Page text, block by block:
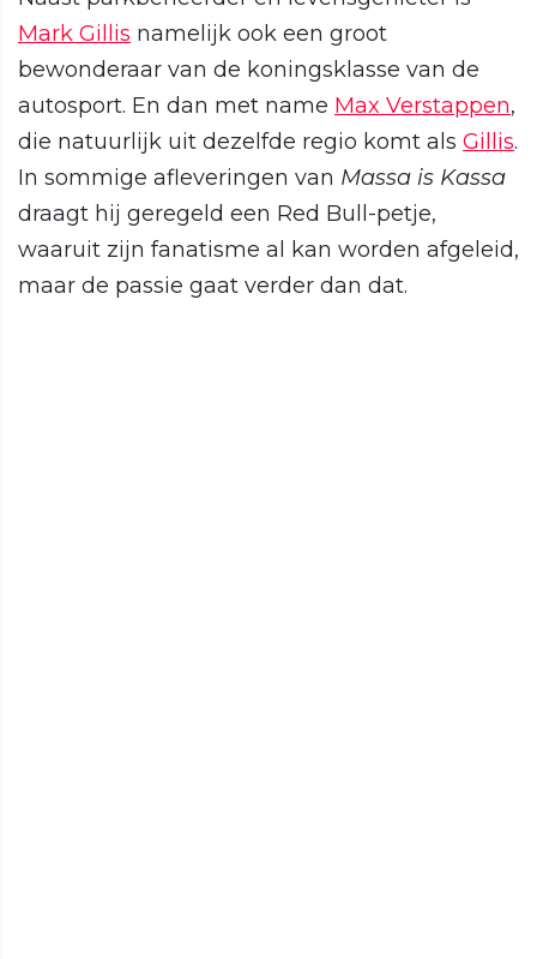
Mark Gillis namelijk ook een groot
bewonderaar van de koningsklasse van de
autosport. En dan met name Max Verstappen,
die natuurlijk uit dezelfde regio komt als Gillis.
In sommige afleveringen van Massa is Kassa
draagt hij geregeld een Red Bull-petje,
waaruit zijn fanatisme al kan worden afgeleid,
maar de passie gaat verder dan dat.